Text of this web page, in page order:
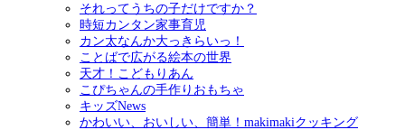
それってうちの子だけですか？
時短カンタン家事育児
カン太なんか大っきらいっ！
ことばで広がる絵本の世界
天才！こどもりあん
こぴちゃんの手作りおもちゃ
キッズNews
かわいい、おいしい、簡単！makimakiクッキング